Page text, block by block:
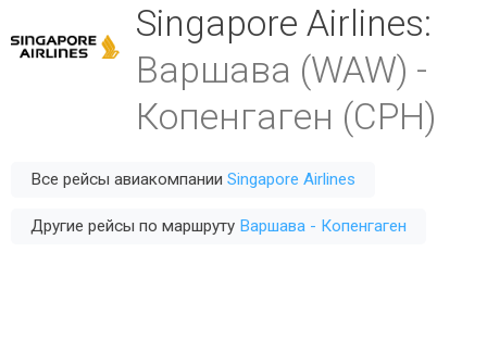
Singapore Airlines:
Варшава (WAW) -
Копенгаген (CPH)
Все рейсы авиакомпании Singapore Airlines
Другие рейсы по маршруту Варшава - Копенгаген